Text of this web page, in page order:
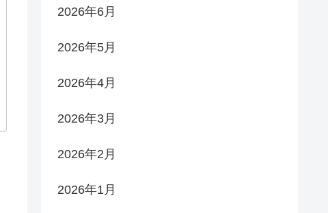
2026年6月
2026年5月
2026年4月
2026年3月
2026年2月
2026年1月